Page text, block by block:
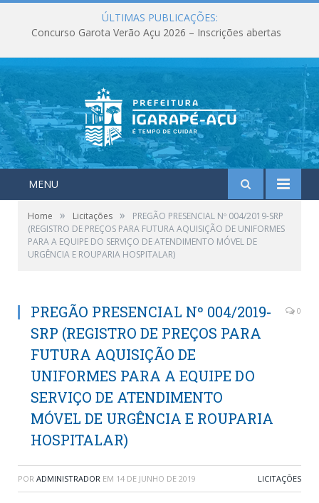
ÚLTIMAS PUBLICAÇÕES:
Concurso Garota Verão Açu 2026 – Inscrições abertas
MENU
Home » Licitações »
PREGÃO PRESENCIAL Nº 004/2019-SRP
(REGISTRO DE PREÇOS PARA FUTURA AQUISIÇÃO DE UNIFORMES
PARA A EQUIPE DO SERVIÇO DE ATENDIMENTO MÓVEL DE
URGÊNCIA E ROUPARIA HOSPITALAR)
PREGÃO PRESENCIAL Nº 004/2019-
SRP (REGISTRO DE PREÇOS PARA
FUTURA AQUISIÇÃO DE
UNIFORMES PARA A EQUIPE DO
SERVIÇO DE ATENDIMENTO
MÓVEL DE URGÊNCIA E ROUPARIA
HOSPITALAR)
0
POR ADMINISTRADOR EM 14 DE JUNHO DE 2019 LICITAÇÕES